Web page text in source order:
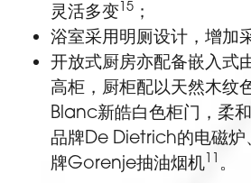
灵活多变15 ；
浴室采用明厕设计，增加
开放式厨房亦配备嵌入式
高柜，厨柜配以天然木纹
Blanc新皓白色柜门，柔
品牌De Dietrich的电磁炉
牌Gorenje抽油烟机11 。